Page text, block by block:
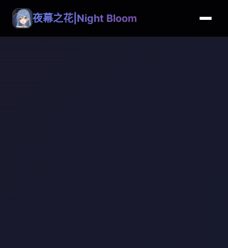
夜幕之花|Night Bloom